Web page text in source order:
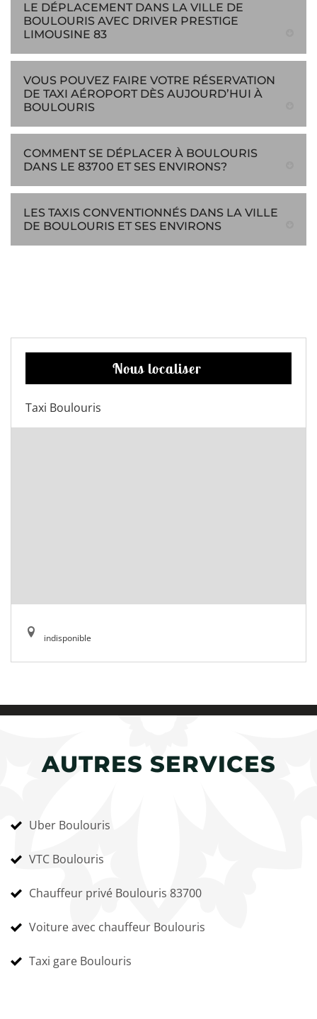
LE DÉPLACEMENT DANS LA VILLE DE
BOULOURIS AVEC DRIVER PRESTIGE
LIMOUSINE 83
VOUS POUVEZ FAIRE VOTRE RÉSERVATION
DE TAXI AÉROPORT DÈS AUJOURD’HUI À
BOULOURIS
COMMENT SE DÉPLACER À BOULOURIS
DANS LE 83700 ET SES ENVIRONS?
LES TAXIS CONVENTIONNÉS DANS LA VILLE
DE BOULOURIS ET SES ENVIRONS
Nous localiser
Taxi Boulouris
indisponible
AUTRES SERVICES
Uber Boulouris
VTC Boulouris
Chauffeur privé Boulouris 83700
Voiture avec chauffeur Boulouris
Taxi gare Boulouris